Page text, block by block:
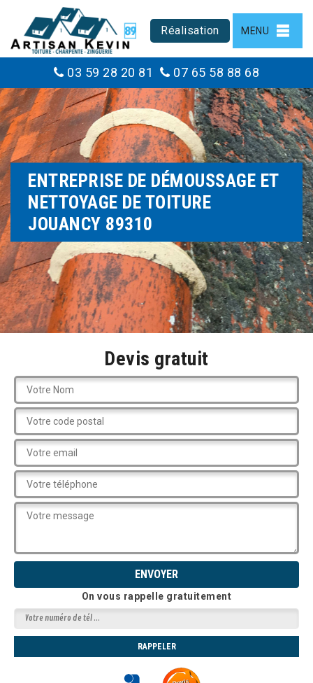
Réalisation MENU
03 59 28 20 81 07 65 58 88 68
ENTREPRISE DE DÉMOUSSAGE ET
NETTOYAGE DE TOITURE
JOUANCY 89310
Devis gratuit
On vous rappelle gratuitement